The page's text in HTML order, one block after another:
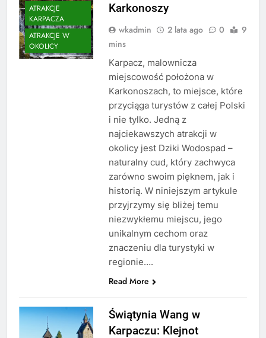
ATRAKCJE
KARPACZA
ATRAKCJE W
OKOLICY
Karkonoszy
wkadmin 2 lata ago 0
9
mins
Karpacz, malownicza
miejscowość położona w
Karkonoszach, to miejsce, które
przyciąga turystów z całej Polski
i nie tylko. Jedną z
najciekawszych atrakcji w
okolicy jest Dziki Wodospad –
naturalny cud, który zachwyca
zarówno swoim pięknem, jak i
historią. W niniejszym artykule
przyjrzymy się bliżej temu
niezwykłemu miejscu, jego
unikalnym cechom oraz
znaczeniu dla turystyki w
regionie….
Read More
Świątynia Wang w
Karpaczu: Klejnot